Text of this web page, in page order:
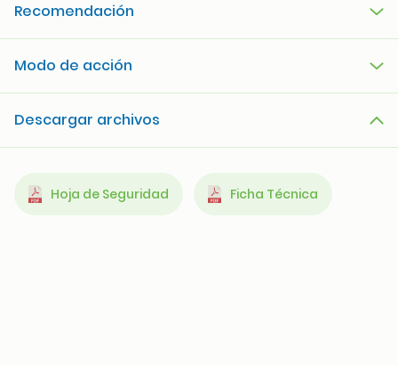
Recomendación
Modo de acción
Hoja de Seguridad Ficha Técnica
Descargar archivos